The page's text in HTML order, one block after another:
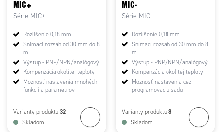
MIC+
Série MIC+
Rozlíšenie 0,18 mm
Snímací rozsah od 30 mm do 8
m
Výstup - PNP/NPN/analógový
Kompenzácia okolitej teploty
Možnosť nastavenia mnohých
funkcií a parametrov
Varianty produktu 32
Skladom
MIC-
Série MIC
Rozlíšenie 0,18 mm
Snímací rozsah od 30 mm do 8
m
Výstup - PNP/NPN/analógový
Kompenzácia okolitej teploty
Možnosť nastavenia cez
programovaciu sadu
Varianty produktu 8
Skladom